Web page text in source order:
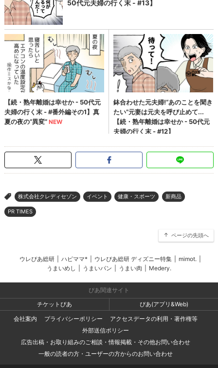
> 株式会社クレディセゾン イベント 健康・スポーツ 新商品
PR TIMES
ページの先頭へ
ウレぴあ総研 ハピママ* ウレぴあ総研 ディズニー特集 mimot.
うまいめし
うまいパン うまい肉 Medery.
ぴあ関連サイト
チケットぴあ
ぴあ(アプリ&Web)
会社案内
プライバシーポリシー
アクセスデータの利用・著作権等
外部送信ポリシー
広告出稿・お取り組みのご相談・情報掲載・その他お問い合わせ
一般の読者の方・ユーザーの方からのお問い合わせ